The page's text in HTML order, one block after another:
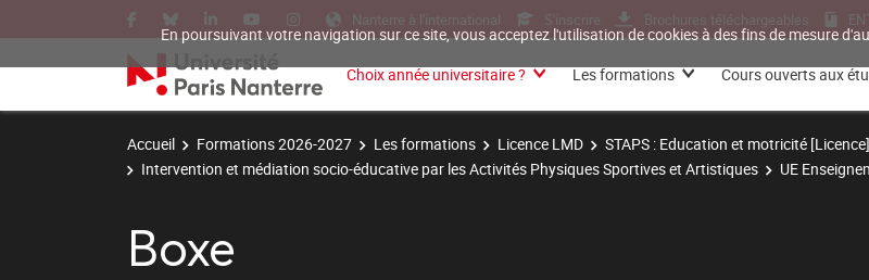
En poursuivant votre navigation sur ce site, vous acceptez l'utilisation de cookies à des fins de mesure
Nanterre à l'international S'inscrire Brochures téléchargeables
Choix année universitaire ? Les formations Cours ouverts aux
Accueil Formations 2026-2027 Les formations Licence LMD
STAPS : Education et motricité [Licence]
Intervention et médiation socio-éducative par les Activités Physiques Sportives et Artistiques
UE
Boxe